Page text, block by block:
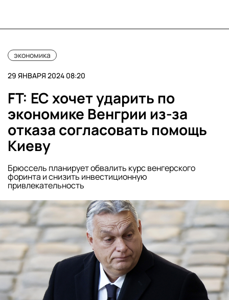
экономика
29 ЯНВАРЯ 2024 08:20
FT: ЕС хочет ударить по
экономике Венгрии из-за
отказа согласовать помощь
Киеву
Брюссель планирует обвалить курс венгерского
форинта и снизить инвестиционную
привлекательность